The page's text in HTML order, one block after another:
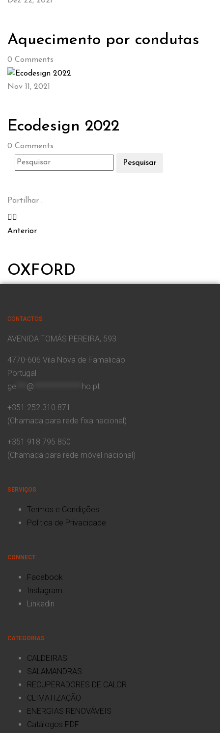
Aquecimento por condutas
0 Comments
Nov 11, 2021
Ecodesign 2022
0 Comments
Pesquisar
Partilhar :
Anterior
OXFORD
CONTACTOS
AVENIDA TOMÁS PEREIRA, 593
4770-606 Vila Nova de Famalicão
Portugal
ge
@ ho.pt
+351 252 310 871
(Chamada para rede fixa nacional)
+351 918 795 850
(Chamada para rede móvel nacional)
SERVIÇOS
Termos e Condições
Politica de Privacidade
CONNECT
Facebook
Instagram
Linkedin
CATEGORIAS
CALDEIRAS
SALAMANDRAS
RECUPERADORES DE CALOR
CLIMATIZAÇÃO
ENERGIAS RENOVÁVEIS
Catálogos PDF